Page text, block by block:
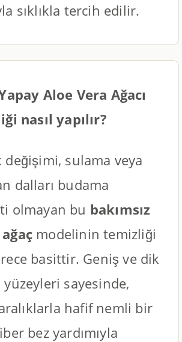
sıklıkla tercih edilir.
Aloe Vera Ağacı
nasıl yapılır?
değişimi, sulama veya
dalları budama
olmayan bu bakımsız
modelinin temizliği
basittir. Geniş ve dik
sayesinde,
hafif nemli bir
bez yardımıyla